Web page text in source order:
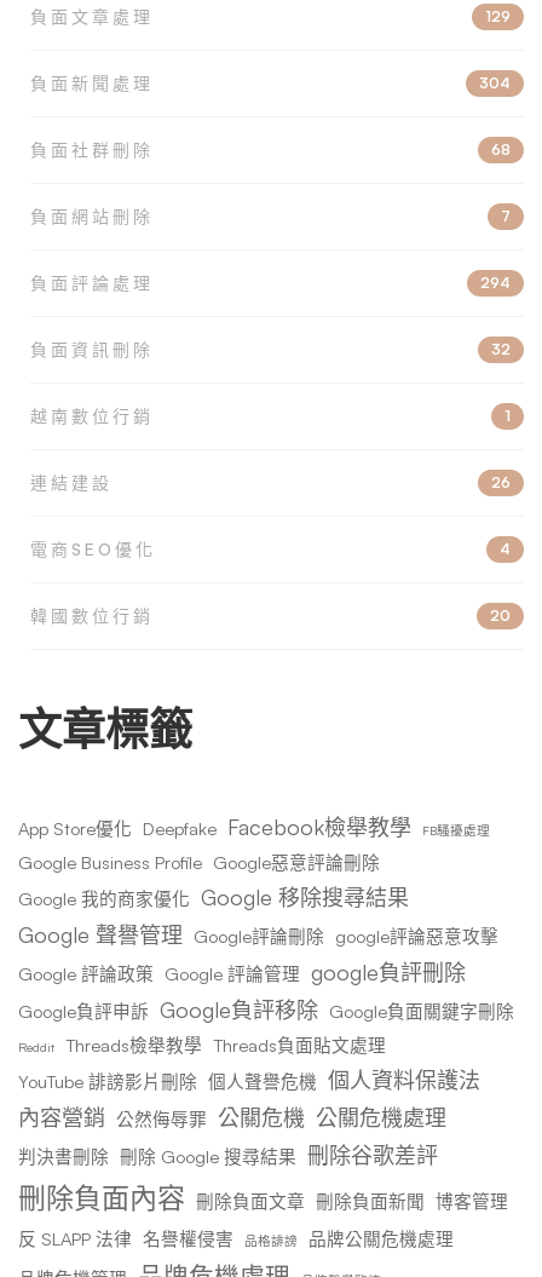
負面文章處理 129
負面新聞處理 304
負面社群刪除 68
負面網站刪除 7
負面評論處理 294
負面資訊刪除 32
越南數位行銷 1
連結建設 26
電商SEO優化 4
韓國數位行銷 20
文章標籤
App Store優化 Deepfake Facebook檢舉教學 FB騷擾處理
Google Business Profile Google惡意評論刪除
Google 我的商家優化 Google 移除搜尋結果
Google 聲譽管理 Google評論刪除 google評論惡意攻擊
Google 評論政策 Google 評論管理 google負評刪除
Google負評申訴 Google負評移除 Google負面關鍵字刪除
Reddit Threads檢舉教學 Threads負面貼文處理
YouTube 誹謗影片刪除 個人聲譽危機 個人資料保護法
內容營銷 公然侮辱罪 公關危機 公關危機處理
判決書刪除 刪除 Google 搜尋結果 刪除谷歌差評
刪除負面內容 刪除負面文章 刪除負面新聞 博客管理
反 SLAPP 法律 名譽權侵害 品格誹謗
品牌公關危機處理